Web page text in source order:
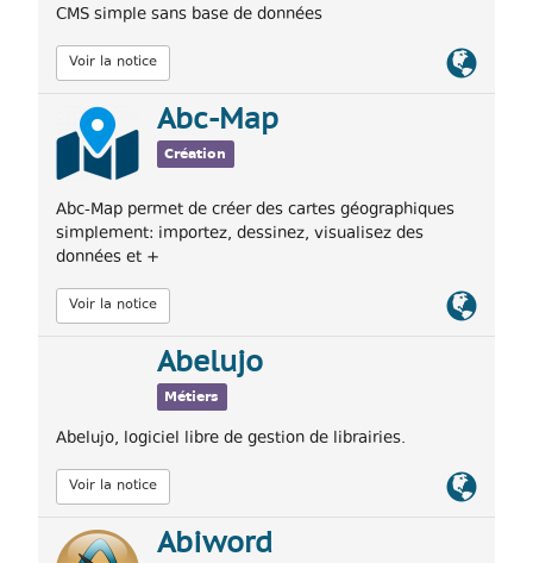
CMS simple sans base de données
Voir la notice
Lien
Abc-Map
Création
Abc-Map permet de créer des cartes géographiques
simplement: importez, dessinez, visualisez des
données et +
Voir la notice
Lien
Abelujo
Métiers
Abelujo, logiciel libre de gestion de librairies.
Voir la notice
Lien
Abiword